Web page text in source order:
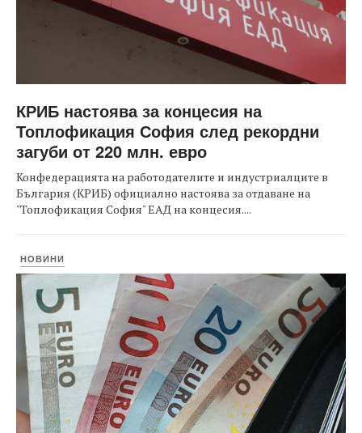
КРИБ настоява за концесия на
Топлофикация София след рекордни
загуби от 220 млн. евро
Конфедерацията на работодателите и индустриалците в
България (КРИБ) официално настоява за отдаване на
"Топлофикация София" ЕАД на концесия....
НОВИНИ